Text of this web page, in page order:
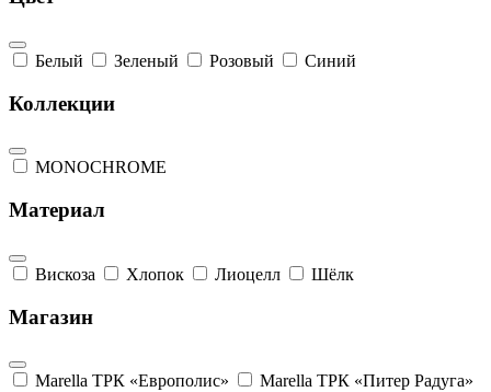
Белый Зеленый Розовый Синий
Коллекции
MONOCHROME
Материал
Вискоза Хлопок Лиоцелл Шёлк
Магазин
Marella ТРК «Европолис»
Marella ТРК «Питер Радуга»